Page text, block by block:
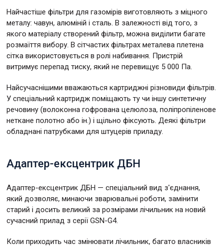
Найчастіше фільтри для газомірів виготовляють з міцного
металу: чавун, алюміній і сталь. В залежності від того, з
якого матеріалу створений фільтр, можна виділити багате
розмаїття вибору. В сітчастих фільтрах металева плетена
сітка використовується в ролі набивання. Пристрій
витримує перепад тиску, який не перевищує 5 000 Па.
Найсучаснішими вважаються картриджні різновиди фільтрів.
У спеціальний картридж поміщають ту чи іншу синтетичну
речовину (волоконна гофрована целюлоза, поліпропіленове
неткане полотно або ін.) і щільно фіксують. Деякі фільтри
обладнані патрубками для штуцерів приладу.
Адаптер-ексцентрик ДБН
Адаптер-ексцентрик ДБН — спеціальний вид з'єднання,
який дозволяє, минаючи зварювальні роботи, замінити
старий і досить великий за розмірами лічильник на новий
сучасний прилад з серії GSN-G4.
Коли приходить час змінювати лічильник, багато власників